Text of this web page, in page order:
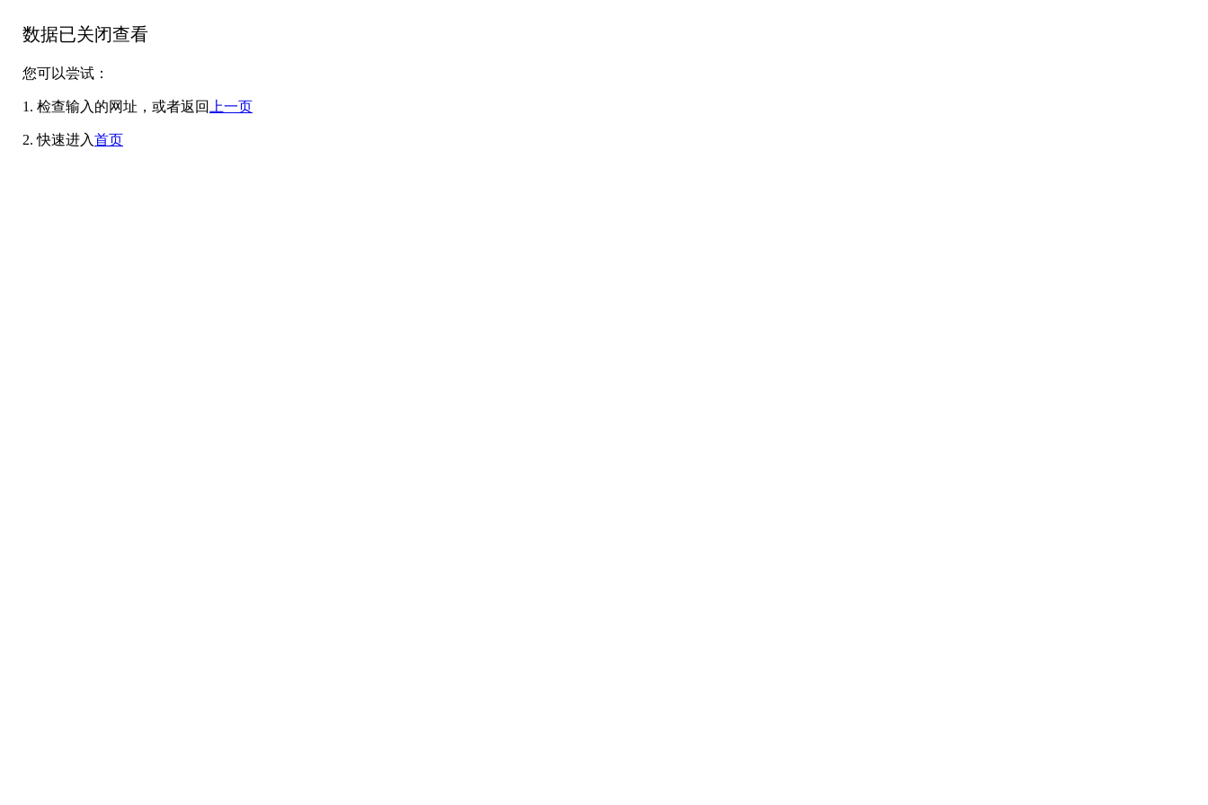
数据已关闭查看
您可以尝试：
1. 检查输入的网址，或者返回 上一页
2. 快速进入首页